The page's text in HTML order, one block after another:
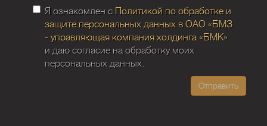
Я ознакомлен с Политикой по обработке и
защите персональных данных в ОАО «БМЗ
- управляющая компания холдинга «БМК»
и даю согласие на обработку моих
персональных данных.
Отправить